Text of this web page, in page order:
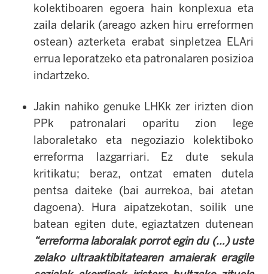
kolektiboaren egoera hain konplexua eta
zaila delarik (areago azken hiru erreformen
ostean) azterketa erabat sinpletzea ELAri
errua leporatzeko eta patronalaren posizioa
indartzeko.
Jakin nahiko genuke LHKk zer irizten dion
PPk patronalari oparitu zion lege
laboraletako eta negoziazio kolektiboko
erreforma lazgarriari. Ez dute sekula
kritikatu; beraz, ontzat ematen dutela
pentsa daiteke (bai aurrekoa, bai atetan
dagoena). Hura aipatzekotan, soilik une
batean egiten dute, egiaztatzen dutenean
“erreforma laboralak porrot egin du (…) uste
zelako ultraaktibitatearen amaierak eragile